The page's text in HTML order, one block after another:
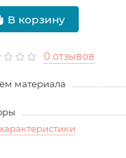
В корзину
0 отзывов
материала